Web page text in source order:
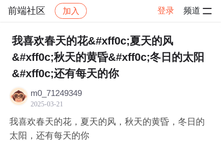
前端社区 加入 登录 频道
社区 前端社区 感慨 帖子详情
我喜欢春天的花&#xff0c;夏天的风
&#xff0c;秋天的黄昏&#xff0c;冬日的太阳
&#xff0c;还有每天的你
m0_71249349
2025-03-21
我喜欢春天的花，夏天的风，秋天的黄昏，冬日的
太阳，还有每天的你